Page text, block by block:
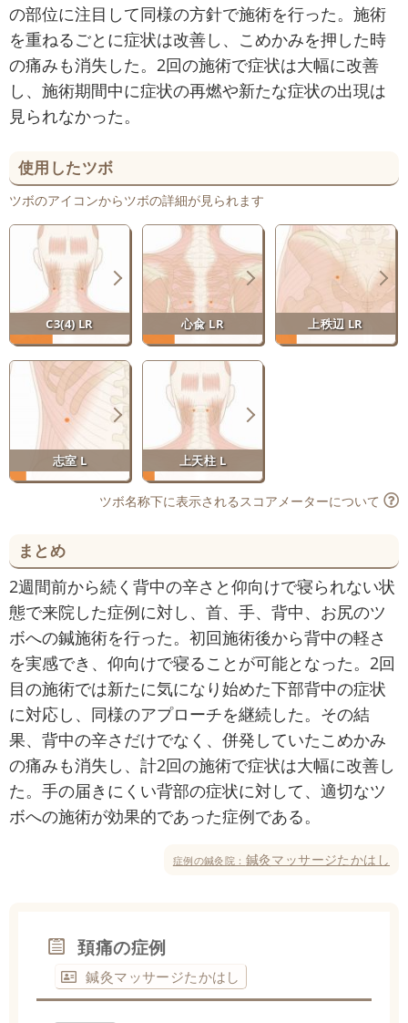
の部位に注目して同様の方針で施術を行った。施術
を重ねるごとに症状は改善し、こめかみを押した時
の痛みも消失した。2回の施術で症状は大幅に改善
し、施術期間中に症状の再燃や新たな症状の出現は
見られなかった。
使用したツボ
ツボのアイコンからツボの詳細が見られます
C3(4) LR 心兪 LR 上秩辺 LR
志室 L 上天柱 L
ツボ名称下に表示されるスコアメーターについて
まとめ
2週間前から続く背中の辛さと仰向けで寝られない状
態で来院した症例に対し、首、手、背中、お尻のツ
ボへの鍼施術を行った。初回施術後から背中の軽さ
を実感でき、仰向けで寝ることが可能となった。2回
目の施術では新たに気になり始めた下部背中の症状
に対応し、同様のアプローチを継続した。その結
果、背中の辛さだけでなく、併発していたこめかみ
の痛みも消失し、計2回の施術で症状は大幅に改善し
た。手の届きにくい背部の症状に対して、適切なツ
ボへの施術が効果的であった症例である。
症例の鍼灸院： 鍼灸マッサージたかはし
頚痛の症例
鍼灸マッサージたかはし